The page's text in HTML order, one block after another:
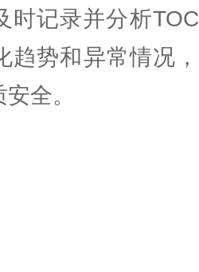
时记录并分析
趋势和异常情况
全。